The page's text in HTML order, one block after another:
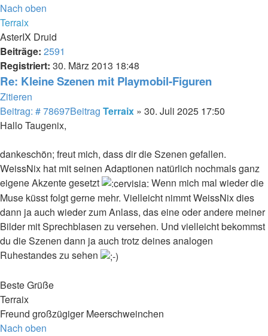
Nach oben
Terraix
AsterIX Druid
Beiträge: 2591
Registriert: 30. März 2013 18:48
Re: Kleine Szenen mit Playmobil-Figuren
Zitieren
Beitrag: # 78697Beitrag Terraix » 30. Juli 2025 17:50
Hallo Taugenix,
dankeschön; freut mich, dass dir die Szenen gefallen.
WeissNix hat mit seinen Adaptionen natürlich nochmals ganz
eigene Akzente gesetzt
Wenn mich mal wieder die
Muse küsst folgt gerne mehr. Vielleicht nimmt WeissNix dies
dann ja auch wieder zum Anlass, das eine oder andere meiner
Bilder mit Sprechblasen zu versehen. Und vielleicht bekommst
du die Szenen dann ja auch trotz deines analogen
Ruhestandes zu sehen
Beste Grüße
Terraix
Freund großzügiger Meerschweinchen
Nach oben